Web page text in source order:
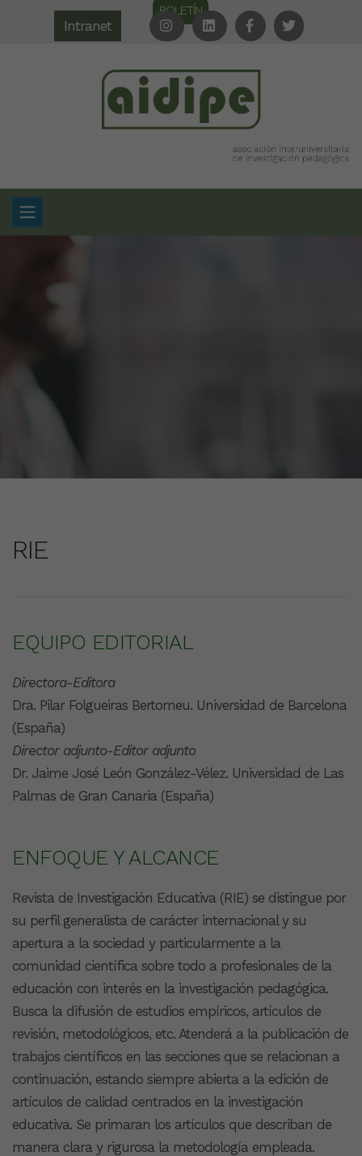
BOLETÍN
Intranet
RIE
EQUIPO EDITORIAL
Directora-Editora
Dra. Pilar Folgueiras Bertomeu. Universidad de Barcelona
(España)
Director adjunto-Editor adjunto
Dr. Jaime José León González-Vélez. Universidad de Las
Palmas de Gran Canaria (España)
ENFOQUE Y ALCANCE
Revista de Investigación Educativa (RIE) se distingue por
su perfil generalista de carácter internacional y su
apertura a la sociedad y particularmente a la
comunidad científica sobre todo a profesionales de la
educación con interés en la investigación pedagógica.
Busca la difusión de estudios empíricos, artículos de
revisión, metodológicos, etc. Atenderá a la publicación de
trabajos científicos en las secciones que se relacionan a
continuación, estando siempre abierta a la edición de
artículos de calidad centrados en la investigación
educativa. Se primaran los artículos que describan de
manera clara y rigurosa la metodología empleada.